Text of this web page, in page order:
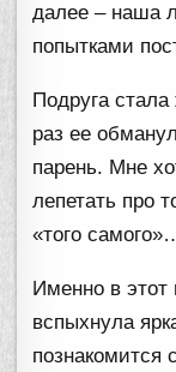
далее – наша
попытками
Подруга
раз ее
парень. Мне
лепетать про
«того
Именно в этот
вспыхнула